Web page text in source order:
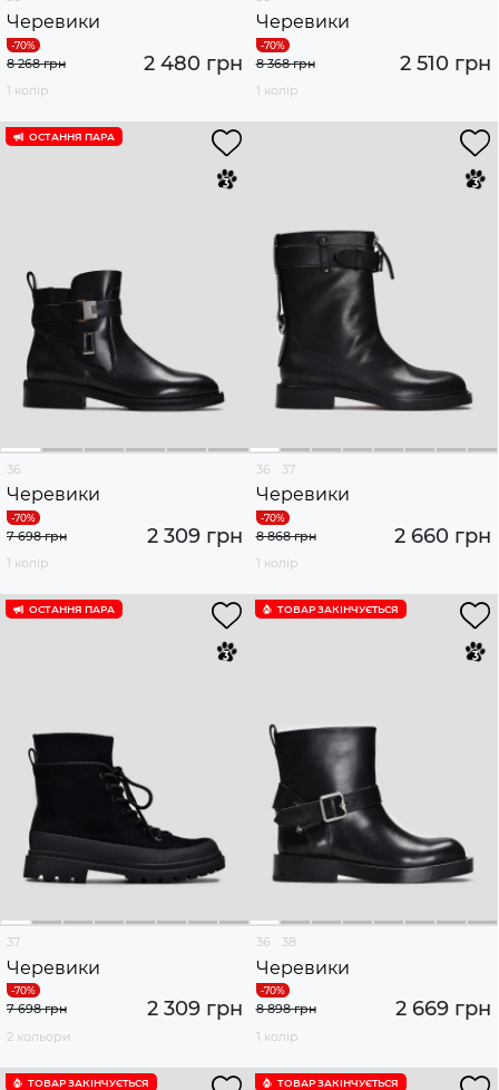
Черевики
2 480 грн
8 268 грн
1 колір
Черевики
2 510 грн
8 368 грн
1 колір
ОСТАННЯ ПАРА
36
Черевики
2 309 грн
7 698 грн
1 колір
36 37
Черевики
2 660 грн
8 868 грн
1 колір
ОСТАННЯ ПАРА
37
Черевики
2 309 грн
7 698 грн
2 кольори
ТОВАР ЗАКІНЧУЄTЬСЯ
36 38
Черевики
2 669 грн
8 898 грн
1 колір
ТОВАР ЗАКІНЧУЄTЬСЯ ТОВАР ЗАКІНЧУЄTЬСЯ